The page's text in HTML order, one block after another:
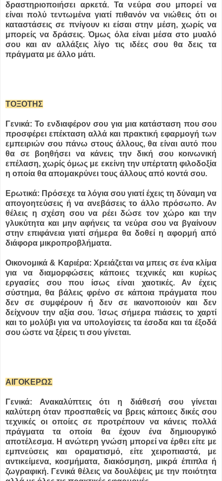
δραστηριοποιήσει αρκετά. Τα νεύρα σου μπορεί να
είναι πολύ τεντωμένα γιατί πιθανόν να νιώθεις ότι οι
καταστάσεις σε πνίγουν κι είσαι στην μέση, χωρίς να
μπορείς να δράσεις. Όμως όλα είναι μέσα στο μυαλό
σου και αν αλλάξεις λίγο τις ιδέες σου θα δεις τα
πράγματα με άλλο μάτι.
ΤΟΞΟΤΗΣ
Γενικά: Το ενδιαφέρον σου για μια κατάσταση που σου
προσφέρει επέκταση αλλά και πρακτική εφαρμογή των
εμπειριών σου πάνω στους άλλους, θα είναι αυτό που
θα σε βοηθήσει να κάνεις την δική σου κοινωνική
επέλαση, χωρίς όμως με εκείνη την υπέρτατη φιλοδοξία
η οποία θα απομακρύνει τους άλλους από κοντά σου.
Ερωτικά: Πρόσεχε τα λόγια σου γιατί έχεις τη δύναμη να
απογοητεύσεις ή να ανεβάσεις το άλλο πρόσωπο. Αν
θέλεις η σχέση σου να ρέει δώσε τον χώρο και την
γλυκύτητα και μην αφήνεις τα νεύρα σου να βγαίνουν
στην επιφάνεια γιατί σήμερα θα δοθεί η αφορμή από
διάφορα μικροπροβλήματα.
Οικονομικά & Καριέρα: Χρειάζεται να μπεις σε ένα κλίμα
για να διαμορφώσεις κάποιες τεχνικές και κυρίως
εργασίες σου που ίσως είναι χαοτικές. Αν έχεις
σύστημα, θα βάλεις φρένο σε κάποια πράγματα που
δεν σε συμφέρουν ή δεν σε ικανοποιούν και δεν
δείχνουν την αξία σου. Ίσως σήμερα πιάσεις το χαρτί
και το μολύβι για να υπολογίσεις τα έσοδα και τα έξοδά
σου ώστε να ξέρεις τι σου γίνεται.
ΑΙΓΟΚΕΡΩΣ
Γενικά: Ανακαλύπτεις ότι η διάθεσή σου γίνεται
καλύτερη όταν προσπαθείς να βρεις κάποιες δικές σου
τεχνικές οι οποίες σε προτρέπουν να κάνεις πολλά
πράγματα τα οποία θα έχουν ένα δημιουργικό
αποτέλεσμα. Η ανώτερη γνώση μπορεί να έρθει είτε με
εμπνεύσεις και οραματισμό, είτε χειροπιαστά, με
αντικείμενα, κοσμήματα, διακόσμηση, μικρά έπιπλα ή
ζωγραφική. Γενικά θέλεις να δουλέψεις με την ποιότητα